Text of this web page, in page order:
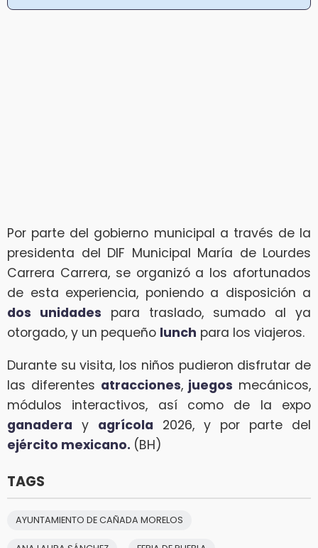
Por parte del gobierno municipal a través de la
presidenta del DIF Municipal María de Lourdes
Carrera Carrera, se organizó a los afortunados
de esta experiencia, poniendo a disposición a
dos unidades para traslado, sumado al ya
otorgado, y un pequeño lunch para los viajeros.
Durante su visita, los niños pudieron disfrutar de
las diferentes atracciones, juegos mecánicos,
módulos interactivos, así como de la expo
ganadera y agrícola 2026, y por parte del
ejército mexicano. (BH)
TAGS
AYUNTAMIENTO DE CAÑADA MORELOS